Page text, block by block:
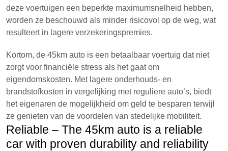
deze voertuigen een beperkte maximumsnelheid hebben,
worden ze beschouwd als minder risicovol op de weg, wat
resulteert in lagere verzekeringspremies.
Kortom, de 45km auto is een betaalbaar voertuig dat niet
zorgt voor financiële stress als het gaat om
eigendomskosten. Met lagere onderhouds- en
brandstofkosten in vergelijking met reguliere auto’s, biedt
het eigenaren de mogelijkheid om geld te besparen terwijl
ze genieten van de voordelen van stedelijke mobiliteit.
Reliable – The 45km auto is a reliable
car with proven durability and reliability